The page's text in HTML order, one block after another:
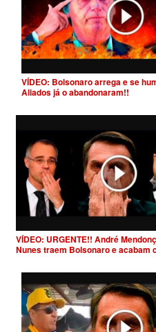
VÍDEO: Bolsonaro arrega e se
Aliados já o abandonaram!!
VÍDEO: URGENTE!! André
Nunes traem Bolsonaro e acabam